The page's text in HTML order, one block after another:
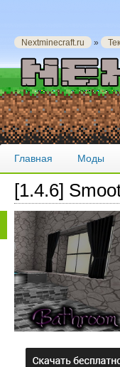
Nextminecraft.ru »
Главная Моды
[1.4.6]